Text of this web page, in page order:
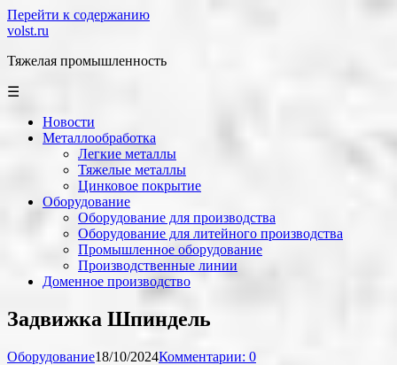
Перейти к содержанию
volst.ru
Тяжелая промышленность
☰
Новости
Металлообработка
Легкие металлы
Тяжелые металлы
Цинковое покрытие
Оборудование
Оборудование для производства
Оборудование для литейного производства
Промышленное оборудование
Производственные линии
Доменное производство
Задвижка Шпиндель
Оборудование18/10/2024Комментарии: 0